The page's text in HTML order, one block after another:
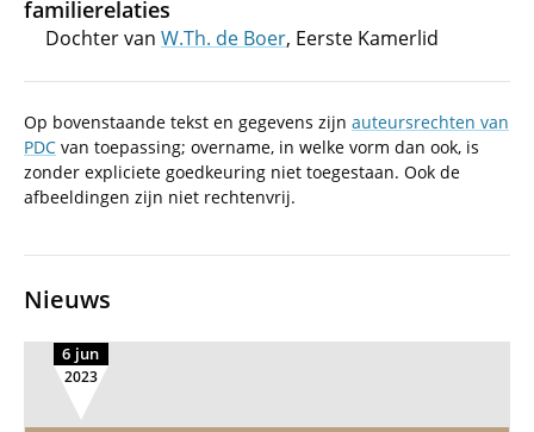
familierelaties
Dochter van W.Th. de Boer, Eerste Kamerlid
Op bovenstaande tekst en gegevens zijn auteursrechten van
PDC van toepassing; overname, in welke vorm dan ook, is
zonder expliciete goedkeuring niet toegestaan. Ook de
afbeeldingen zijn niet rechtenvrij.
Nieuws
6 jun
2023